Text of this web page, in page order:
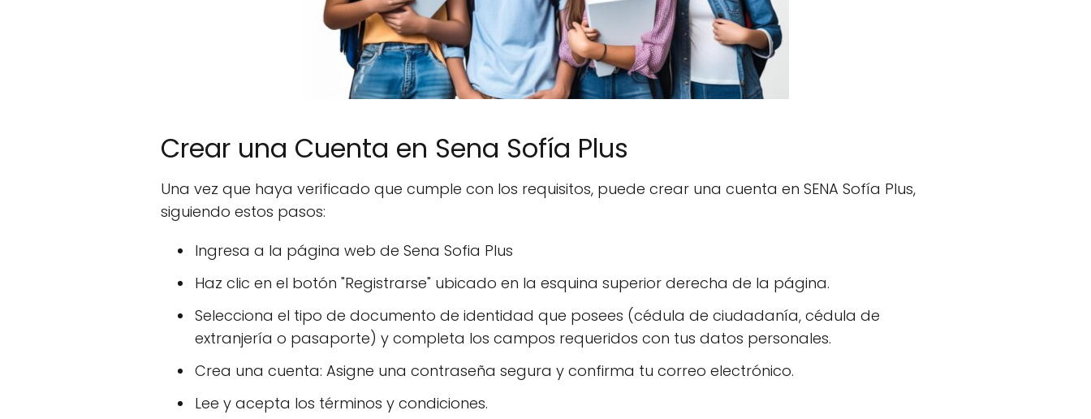
Crear una Cuenta en Sena Sofía Plus
Una vez que haya verificado que cumple con los requisitos, puede crear una cuenta en SENA Sofía Plus,
siguiendo estos pasos:
Ingresa a la página web de Sena Sofia Plus
Haz clic en el botón "Registrarse" ubicado en la esquina superior derecha de la página.
Selecciona el tipo de documento de identidad que posees (cédula de ciudadanía, cédula de
extranjería o pasaporte) y completa los campos requeridos con tus datos personales.
Crea una cuenta: Asigne una contraseña segura y confirma tu correo electrónico.
Lee y acepta los términos y condiciones.